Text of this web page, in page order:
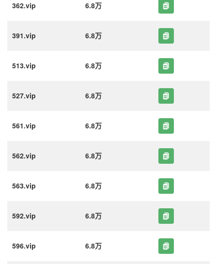
362.vip 6.8万
391.vip 6.8万
513.vip 6.8万
527.vip 6.8万
561.vip 6.8万
562.vip 6.8万
563.vip 6.8万
592.vip 6.8万
596.vip 6.8万